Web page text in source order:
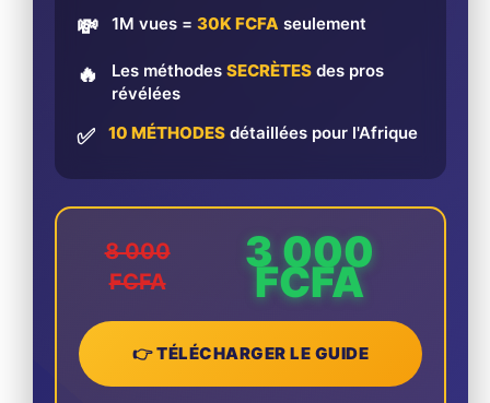
💸 1M vues = 30K FCFA seulement
🔥 Les méthodes SECRÈTES des pros
révélées
✅ 10 MÉTHODES détaillées pour l'Afrique
8 000
FCFA
3 000
FCFA
👉 TÉLÉCHARGER LE GUIDE